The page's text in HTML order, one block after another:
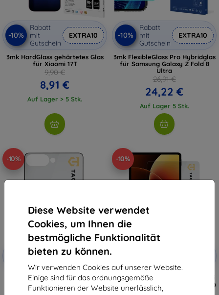
Diese Website verwendet
Cookies, um Ihnen die
bestmögliche Funktionalität
bieten zu können.
Wir verwenden Cookies auf unserer Website.
Einige sind für das ordnungsgemäße
Funktionieren der Website unerlässlich,
-10%
Rabatt
mit
Gutschein
EXTRA10
3mk HardGlass gehärtetes Glas
für Xiaomi 17T
9,90 €
8,91 €
Auf Lager > 5 Stk.
-10%
Rabatt
mit
Gutschein
EXTRA10
3mk FlexibleGlass Pro Hybridglas
für Samsung Galaxy Z Fold 8
Ultra
26,91 €
24,22 €
Auf Lager 5 Stk.
-10%
Rabatt
mit
Gutschein
EXTRA10
Tactical Glass Shield 5D für
Samsung Galaxy Z Flip 8,
schwarz, außen, 57983130475
-10%
Gutschein
Taktisches Schutzglas für Xiaomi
Pad 7/8/8 Pro, klar (57983130431)
13,90 €